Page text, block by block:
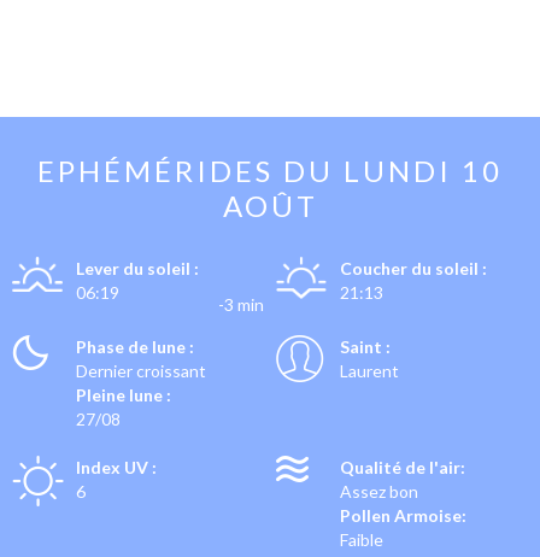
EPHÉMÉRIDES DU LUNDI 10
AOÛT
Lever du soleil :
06:19
-3 min
Coucher du soleil :
21:13
Phase de lune :
Dernier croissant
Pleine lune :
27/08
Saint :
Laurent
Index UV :
6
Qualité de l'air:
Assez bon
Pollen Armoise:
Faible